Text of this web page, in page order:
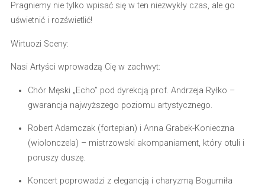
Pragniemy nie tylko wpisać się w ten niezwykły czas, ale go
uświetnić i rozświetlić!
Wirtuozi Sceny:
Nasi Artyści wprowadzą Cię w zachwyt:
Chór Męski „Echo” pod dyrekcją prof. Andrzeja Ryłko –
gwarancja najwyższego poziomu artystycznego.
Robert Adamczak(fortepian) i Anna Grabek-Konieczna
(wiolonczela) – mistrzowski akompaniament, który otuli i
poruszy duszę.
Koncert poprowadzi z elegancją i charyzmą Bogumiła